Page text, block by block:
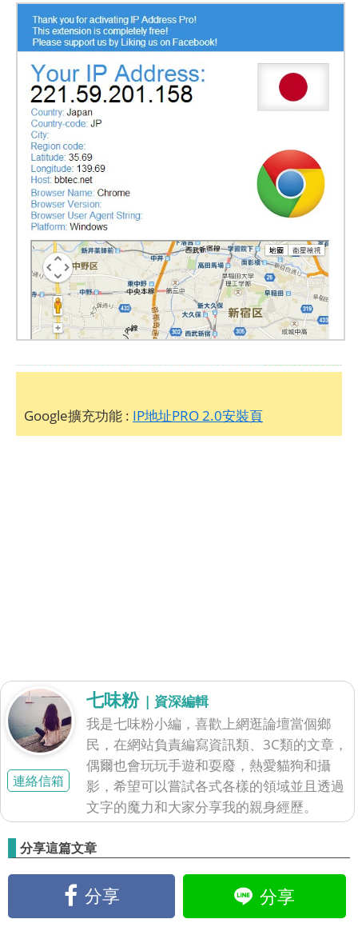
Google擴充功能 : IP地址PRO 2.0安裝頁
連絡信箱
七味粉 | 資深編輯
我是七味粉小編，喜歡上網逛論壇當個鄉
民，在網站負責編寫資訊類、3C類的文章，
偶爾也會玩玩手遊和耍廢，熱愛貓狗和攝
影，希望可以嘗試各式各樣的領域並且透過
文字的魔力和大家分享我的親身經歷。
分享這篇文章
分享 分享